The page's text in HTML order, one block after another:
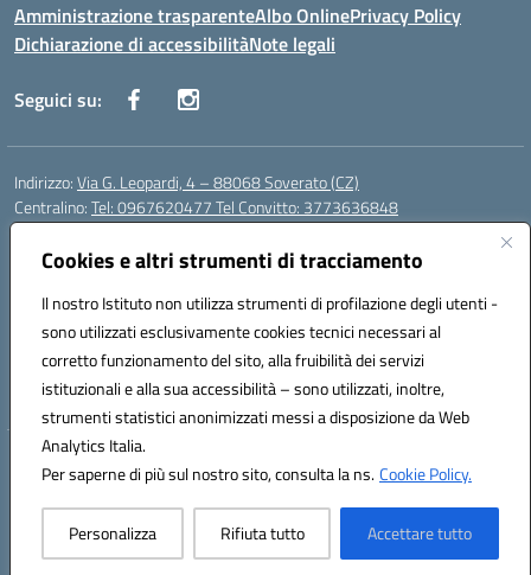
Cookies e altri strumenti di tracciamento
Il nostro Istituto non utilizza strumenti di profilazione degli utenti -
sono utilizzati esclusivamente cookies tecnici necessari al
corretto funzionamento del sito, alla fruibilità dei servizi
istituzionali e alla sua accessibilità – sono utilizzati, inoltre,
strumenti statistici anonimizzati messi a disposizione da Web
Analytics Italia.
Per saperne di più sul nostro sito, consulta la ns.Cookie Policy.
Personalizza Rifiuta tutto Accettare tutto
Amministrazione trasparenteAlbo OnlinePrivacy Policy
Dichiarazione di accessibilitàNote legali
Seguici su:
Indirizzo:Via G. Leopardi, 4 – 88068 Soverato (CZ)
Centralino:Tel: 0967620477 Tel Convitto: 3773636848
Email:
Posta elettronica certificata (PEC):czrh04000q@pec.istruzione.it
Codice fiscale: 84000690796
Codice meccanografico:CZRH04000Q
Codice Indice delle Pubbliche Amministrazioni (IPA): istsc_czrh04000q
Codice unico di fatturazione (CUF): UF9M13
Hosting & Powered by 3D Solution S.r.l.
Concept & Design by Designers Italia